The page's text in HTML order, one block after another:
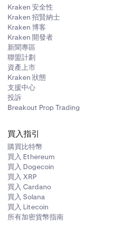
以結算全
Kraken 安全性
Kraken 招賢納士
Kraken 博客
Kraken 開發者
新聞專區
聯盟計劃
資產上市
Kraken 狀態
支援中心
投訴
Breakout Prop Trading
買入指引
購買比特幣
買入 Ethereum
買入 Dogecoin
買入 XRP
買入 Cardano
買入 Solana
買入 Litecoin
所有加密貨幣指南